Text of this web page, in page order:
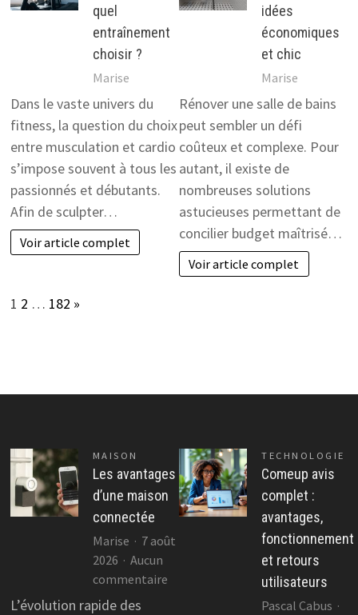
quel
entraînement
choisir ?
Marise
Dans le vaste univers du
fitness, la question du choix
entre musculation et cardio
s’impose souvent à tous les
passionnés et débutants.
Afin de sculpter…
Voir article complet
idées
économiques
et chic
Marise
Rénover une salle de bains
peut sembler un défi
coûteux et complexe. Pour
autant, il existe de
nombreuses solutions
astucieuses permettant de
concilier budget maîtrisé…
Voir article complet
Page:
1 2 … 182 Next
»
MAISON
Les avantages
d’une maison
connectée
Marise
7 août
2026
Aucun
commentairesur
L’évolution rapide des
TECHNOLOGIE
Comeup avis
complet :
avantages,
fonctionnement
et retours
utilisateurs
Pascal Cabus